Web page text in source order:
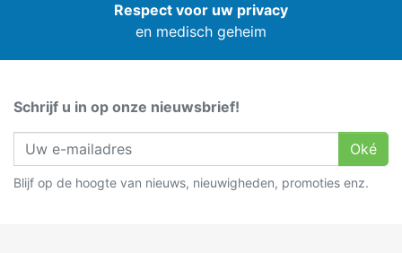
Respect voor uw privacy
en medisch geheim
Schrijf u in op onze nieuwsbrief!
Oké
Blijf op de hoogte van nieuws, nieuwigheden, promoties enz.